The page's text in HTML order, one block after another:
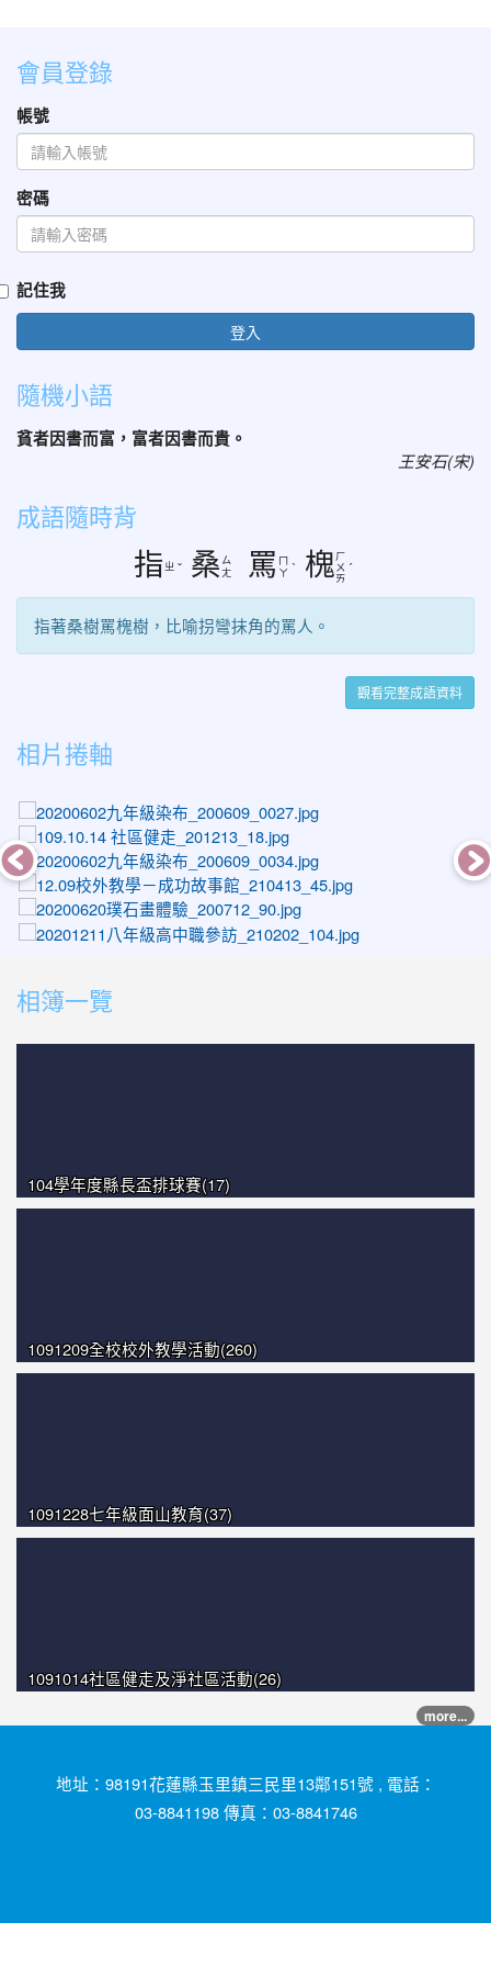
會員登錄
帳號
密碼
記住我
登入
隨機小語
貧者因書而富，富者因書而貴。
王安石(宋)
成語隨時背
指 ㄓ ˇ 桑 ㄙ
ㄤ
罵 ㄇ
ㄚ ˋ 槐ㄏ
ㄨ
ㄞ
ˊ
指著桑樹罵槐樹，比喻拐彎抹角的罵人。
觀看完整成語資料
相片捲軸
photo-1290
photo-1391
相簿一覽
104學年度縣長盃排球賽(17)
1091209全校校外教學活動(260)
1091228七年級面山教育(37)
1091014社區健走及淨社區活動(26)
more...
地址：98191花蓮縣玉里鎮三民里13鄰151號 , 電話：
03-8841198 傳真：03-8841746